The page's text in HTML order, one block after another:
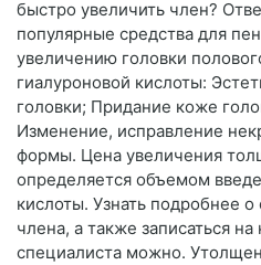
быстро увеличить член?
популярные средства для
увеличению головки
гиалуроновой кислоты:
головки; Придание коже
Изменение, исправление
формы. Цена увеличения
определяется объемом
кислоты. Узнать подробнее
члена, а также записаться
специалиста можно.